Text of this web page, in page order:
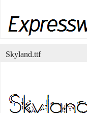
Skyland.ttf